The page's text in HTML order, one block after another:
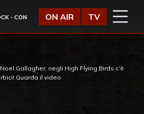
- CON
ON AIR TV
Noel Gallagher: negli High Flying Birds c’è
Guarda il video